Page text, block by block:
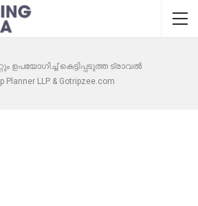
ഉപയോഗിച്ച് കെട്ടിപ്പടുത്ത ട്രാവൽ
LLP & Gotripzee.com